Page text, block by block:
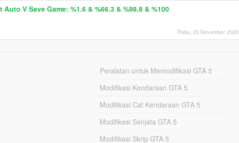
Auto V Save Game: %1.6 & %66.3 & %98.8 & %100
Rabu, 25 November 2020
Peralatan untuk Memodifikasi GTA 5
Modifikasi Kendaraan GTA 5
Modifikasi Cat Kendaraan GTA 5
Modifikasi Senjata GTA 5
Modifikasi Skrip GTA 5